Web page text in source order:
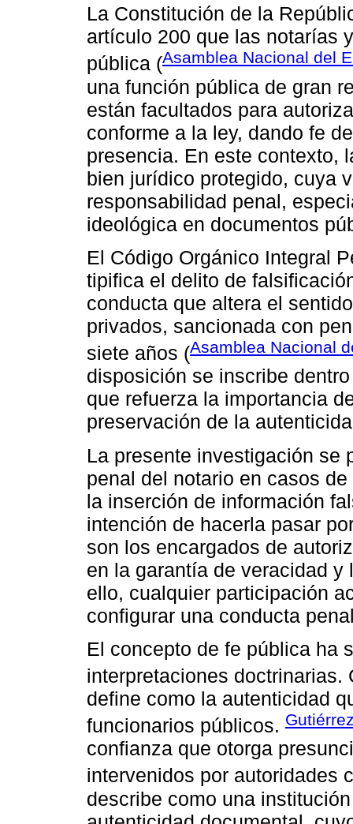
La Constitución de la
artículo 200 que las notarías
pública (Asamblea Nacional del
una función pública de gran
están facultados para
conforme a la ley, dando fe
presencia. En este contexto,
bien jurídico protegido, cuya
responsabilidad penal,
ideológica en documentos
El Código Orgánico Integral
tipifica el delito de
conducta que altera el
privados, sancionada con
siete años (Asamblea Nacional
disposición se inscribe
que refuerza la importancia
preservación de la
La presente investigación se
penal del notario en casos
la inserción de información
intención de hacerla pasar
son los encargados de
en la garantía de veracidad
ello, cualquier participación
configurar una conducta
El concepto de fe pública ha
interpretaciones
define como la autenticidad
funcionarios públicos.
confianza que otorga
intervenidos por autoridades
describe como una